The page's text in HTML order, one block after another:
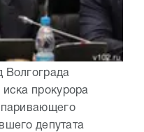
Волгограда
прокурора
депутата